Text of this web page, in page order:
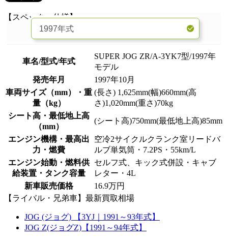
【スペック・仕様】
車名/型式/年式
SUPER JOG ZR/A-3YK7型/1997年
モデル
発売年月
1997年10月
車両サイズ（mm）・重
量（kg）
(長さ) 1,625mm(幅)660mm(高
さ)1,020mm(重さ)70kg
シート高・最低地上高
（mm）
(シート高)750mm(最低地上高)85mm
エンジン機構・最高出
力・燃費
空冷2サイクルクランク室リードバ
ルブ単気筒・7.2PS・55km/L
エンジン始動・燃料供
給装置・タンク容量
セルフ式、キック式併設・キャブ
レター・4L
新車販売価格
16.9万円
【ライバル・兄弟車】最新買取相場
JOG (ジョグ) 【3YJ｜1991～93年式】
JOG Z(ジョグZ)【1991～94年式】